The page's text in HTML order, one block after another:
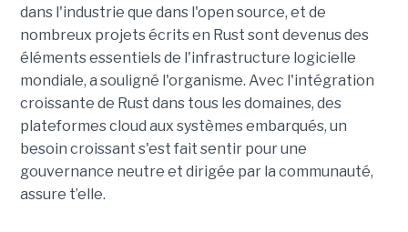
dans l'industrie que dans l'open source, et de
nombreux projets écrits en Rust sont devenus des
éléments essentiels de l'infrastructure logicielle
mondiale, a souligné l'organisme. Avec l'intégration
croissante de Rust dans tous les domaines, des
plateformes cloud aux systèmes embarqués, un
besoin croissant s'est fait sentir pour une
gouvernance neutre et dirigée par la communauté,
assure t’e lle.